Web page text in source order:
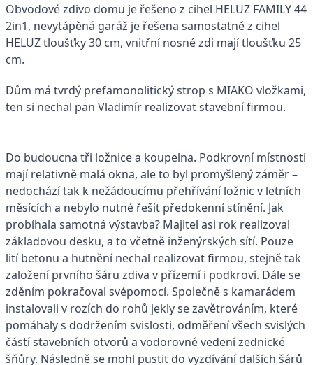
Obvodové zdivo domu je řešeno z cihel HELUZ FAMILY 44
2in1, nevytápěná garáž je řešena samostatně z cihel
HELUZ tloušťky 30 cm, vnitřní nosné zdi mají tloušťku 25
cm.
Dům má tvrdý prefamonolitický strop s MIAKO vložkami,
ten si nechal pan Vladimír realizovat stavební firmou.
Do budoucna tři ložnice a koupelna. Podkrovní místnosti
mají relativně malá okna, ale to byl promyšlený záměr –
nedochází tak k nežádoucímu přehřívání ložnic v letních
měsících a nebylo nutné řešit předokenní stínění. Jak
probíhala samotná výstavba? Majitel asi rok realizoval
základovou desku, a to včetně inženýrských sítí. Pouze
lití betonu a hutnění nechal realizovat firmou, stejně tak
založení prvního šáru zdiva v přízemí i podkroví. Dále se
zděním pokračoval svépomocí. Společně s kamarádem
instalovali v rozích do rohů jekly se zavětrováním, které
pomáhaly s dodržením svislosti, odměření všech svislých
částí stavebních otvorů a vodorovné vedení zednické
šňůry. Následně se mohl pustit do vyzdívání dalších šárů